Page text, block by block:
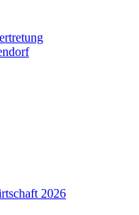
2026